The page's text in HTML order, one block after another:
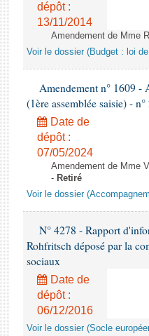
dépôt :
13/11/2014
Amendement de Mme
Voir le dossier (Budget : loi
Amendement n° 1609
(1ère assemblée saisie) -
Date de
dépôt :
07/05/2024
Amendement de Mme
- Retiré
Voir le dossier
N° 4278 - Rapport
Rohfritsch déposé par la
sociaux
Date de
dépôt :
06/12/2016
Voir le dossier (Socle